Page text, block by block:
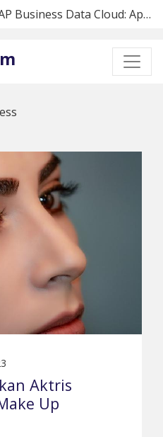
SAP Business Data Cloud: Apa Artinya bagi Pembeli Datasphere di 2026
Aktris
Up